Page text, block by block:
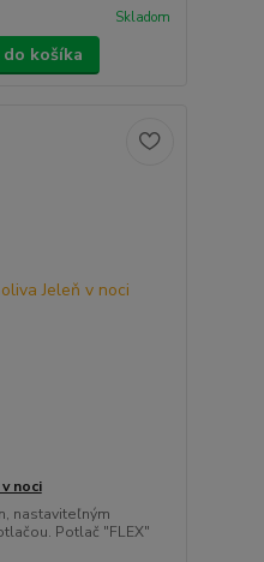
Skladom
košíka
noci
nastaviteľným
Potlač "FLEX"